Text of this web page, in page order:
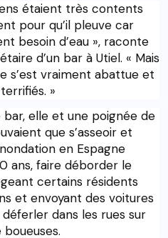
étaient très contents
pour qu’il pleuve car
besoin d’eau », raconte
d’un bar à Utiel. « Mais
s’est vraiment abattue et
»
bar, elle et une poignée de
que s’asseoir et
en Espagne
ans, faire déborder le
certains résidents
et envoyant des voitures
dans les rues sur